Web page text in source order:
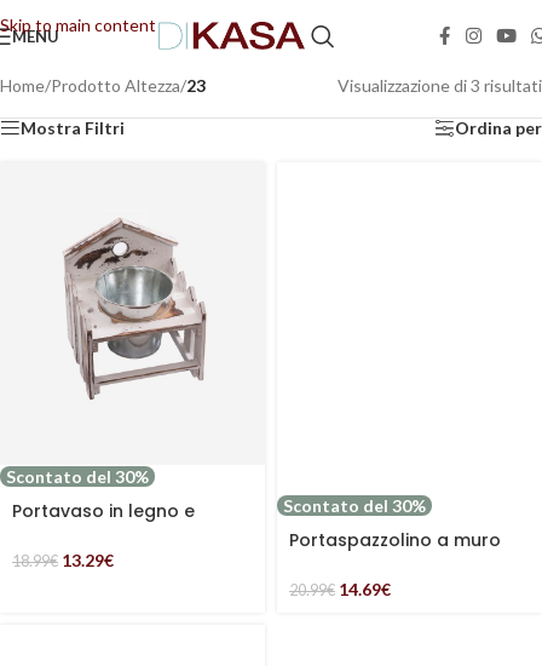
Skip to main content
📢 Dal 08/08/2026 al 23/08/2026 (compresi) gli ordini saranno evasi con tempi di
MENU
Home/Prodotto Altezza/23 Visualizzazione di 3 risultati
Mostra Filtri Ordina per
Scontato del 30%
Portavaso in legno e
18.99€ 13.29€
Scontato del 30%
Portaspazzolino a muro
bianco
20.99€ 14.69€